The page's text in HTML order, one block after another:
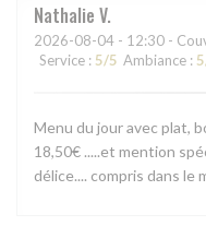
Nathalie V
2026-08-04 - 12:30 -
Service : 5/5 Ambiance : 5
Menu du jour avec plat,
18,50€ .....et mention
délice.... compris dans le